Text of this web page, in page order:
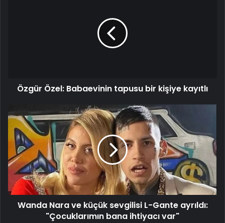
Özgür Özel: Babaevinin tapusu bir kişiye kayıtlı
Nara
ve
küçük
sevgilisi
L-
Gante
ayrıldı:
"Çocuklarımın
banaWanda Nara ve küçük sevgilisi L-Gante ayrıldı:
"Çocuklarımın bana ihtiyacı var"